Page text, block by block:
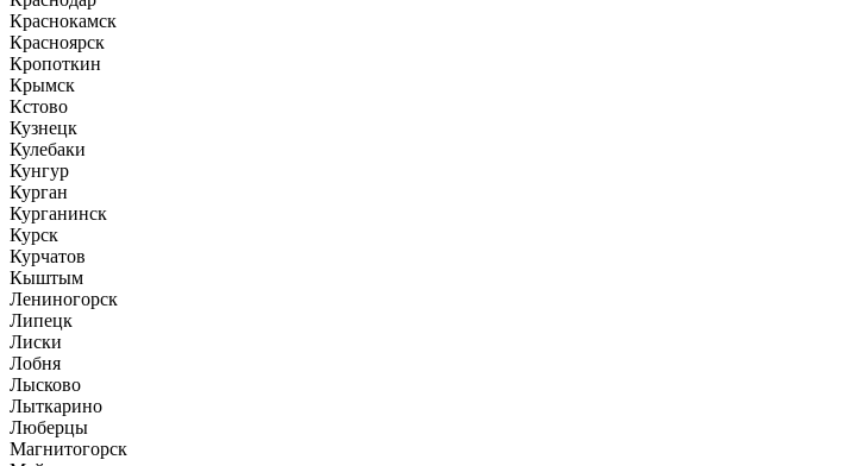
Краснокамск
Красноярск
Кропоткин
Крымск
Кстово
Кузнецк
Кулебаки
Кунгур
Курган
Курганинск
Курск
Курчатов
Кыштым
Лениногорск
Липецк
Лиски
Лобня
Лысково
Лыткарино
Люберцы
Магнитогорск